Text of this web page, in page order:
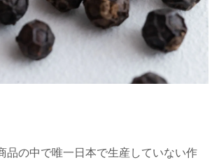
品の中で唯一日本で生産していない作